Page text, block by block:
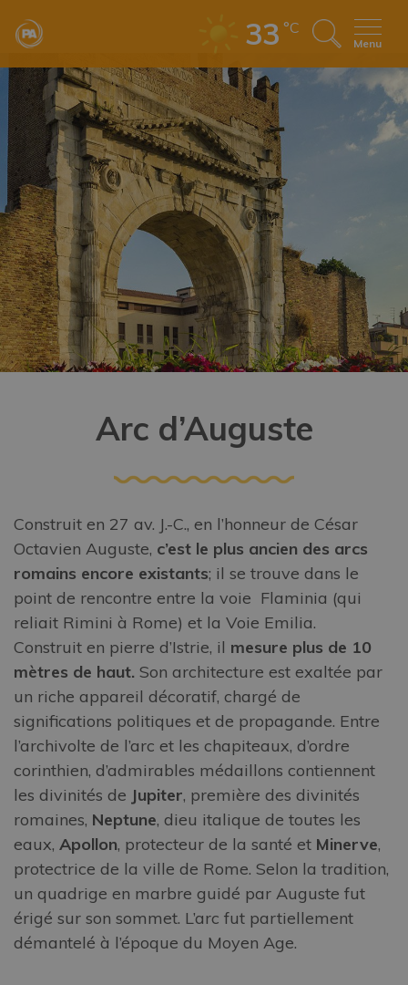
33 °C
Menu
Arc d’Auguste
Construit en 27 av. J.-C., en l’honneur de César
Octavien Auguste, c’est le plus ancien des arcs
romains encore existants; il se trouve dans le
point de rencontre entre la voie Flaminia (qui
reliait Rimini à Rome) et la Voie Emilia.
Construit en pierre d’Istrie, il mesure plus de 10
mètres de haut. Son architecture est exaltée par
un riche appareil décoratif, chargé de
significations politiques et de propagande. Entre
l’archivolte de l’arc et les chapiteaux, d’ordre
corinthien, d’admirables médaillons contiennent
les divinités de Jupiter, première des divinités
romaines, Neptune, dieu italique de toutes les
eaux, Apollon, protecteur de la santé et Minerve,
protectrice de la ville de Rome. Selon la tradition,
un quadrige en marbre guidé par Auguste fut
érigé sur son sommet. L’arc fut partiellement
démantelé à l’époque du Moyen Age.